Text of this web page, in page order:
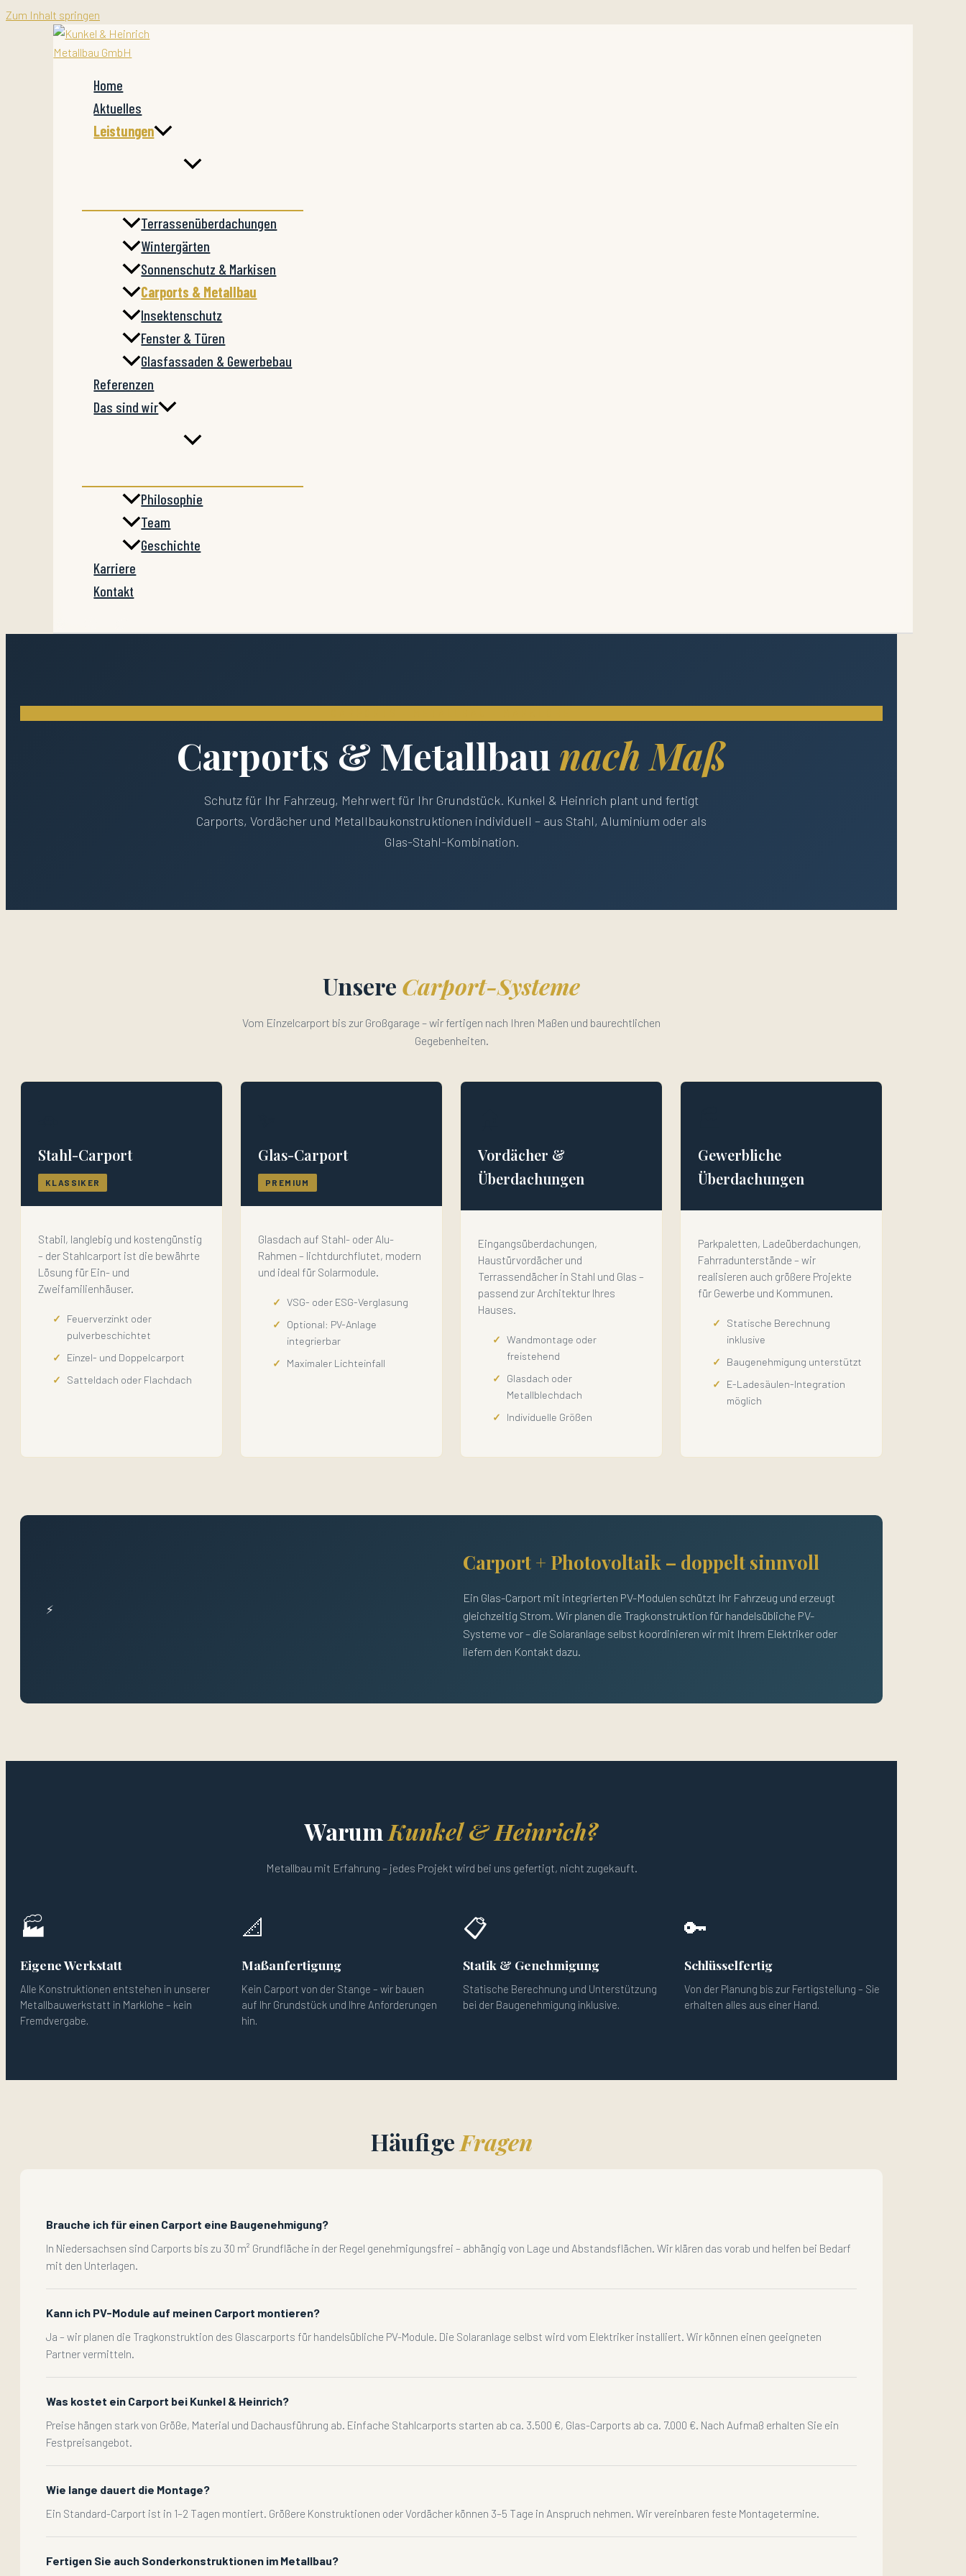
Zum Inhalt springen
Home
Aktuelles
Leistungen
Terrassenüberdachungen
Wintergärten
Sonnenschutz & Markisen
Carports & Metallbau
Insektenschutz
Fenster & Türen
Glasfassaden & Gewerbebau
Referenzen
Das sind wir
Philosophie
Team
Geschichte
Karriere
Kontakt
Carports & Metallbau nach Maß
Schutz für Ihr Fahrzeug, Mehrwert für Ihr Grundstück. Kunkel & Heinrich plant und fertigt
Carports, Vordächer und Metallbaukonstruktionen individuell – aus Stahl, Aluminium oder als
Glas-Stahl-Kombination.
Unsere Carport-Systeme
Vom Einzelcarport bis zur Großgarage – wir fertigen nach Ihren Maßen und baurechtlichen
Gegebenheiten.
Stahl-Carport
KLASSIKER
Stabil, langlebig und kostengünstig
– der Stahlcarport ist die bewährte
Lösung für Ein- und
Zweifamilienhäuser.
Feuerverzinkt oder
pulverbeschichtet
Einzel- und Doppelcarport
Satteldach oder Flachdach
Glas-Carport
PREMIUM
Glasdach auf Stahl- oder Alu-
Rahmen – lichtdurchflutet, modern
und ideal für Solarmodule.
VSG- oder ESG-Verglasung
Optional: PV-Anlage
integrierbar
Maximaler Lichteinfall
Vordächer &
Überdachungen
Eingangsüberdachungen,
Haustürvordächer und
Terrassendächer in Stahl und Glas –
passend zur Architektur Ihres
Hauses.
Wandmontage oder
freistehend
Glasdach oder
Metallblechdach
Individuelle Größen
Gewerbliche
Überdachungen
Parkpaletten, Ladeüberdachungen,
Fahrradunterstände – wir
realisieren auch größere Projekte
für Gewerbe und Kommunen.
Statische Berechnung
inklusive
Baugenehmigung unterstützt
E-Ladesäulen-Integration
möglich
⚡
Carport + Photovoltaik – doppelt sinnvoll
Ein Glas-Carport mit integrierten PV-Modulen schützt Ihr Fahrzeug und erzeugt
gleichzeitig Strom. Wir planen die Tragkonstruktion für handelsübliche PV-
Systeme vor – die Solaranlage selbst koordinieren wir mit Ihrem Elektriker oder
liefern den Kontakt dazu.
Warum Kunkel & Heinrich?
Metallbau mit Erfahrung – jedes Projekt wird bei uns gefertigt, nicht zugekauft.
🏭
Eigene Werkstatt
Alle Konstruktionen entstehen in unserer
Metallbauwerkstatt in Marklohe – kein
Fremdvergabe.
📐
Maßanfertigung
Kein Carport von der Stange – wir bauen
auf Ihr Grundstück und Ihre Anforderungen
hin.
📋
Statik & Genehmigung
Statische Berechnung und Unterstützung
bei der Baugenehmigung inklusive.
🔑
Schlüsselfertig
Von der Planung bis zur Fertigstellung – Sie
erhalten alles aus einer Hand.
Häufige Fragen
Brauche ich für einen Carport eine Baugenehmigung?
In Niedersachsen sind Carports bis zu 30 m² Grundfläche in der Regel genehmigungsfrei – abhängig von Lage und Abstandsflächen. Wir klären das vorab und helfen bei Bedarf
mit den Unterlagen.
Kann ich PV-Module auf meinen Carport montieren?
Ja – wir planen die Tragkonstruktion des Glascarports für handelsübliche PV-Module. Die Solaranlage selbst wird vom Elektriker installiert. Wir können einen geeigneten
Partner vermitteln.
Was kostet ein Carport bei Kunkel & Heinrich?
Preise hängen stark von Größe, Material und Dachausführung ab. Einfache Stahlcarports starten ab ca. 3.500 €, Glas-Carports ab ca. 7.000 €. Nach Aufmaß erhalten Sie ein
Festpreisangebot.
Wie lange dauert die Montage?
Ein Standard-Carport ist in 1–2 Tagen montiert. Größere Konstruktionen oder Vordächer können 3–5 Tage in Anspruch nehmen. Wir vereinbaren feste Montagetermine.
Fertigen Sie auch Sonderkonstruktionen im Metallbau?